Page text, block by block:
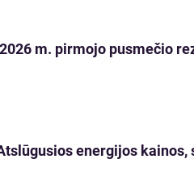
m. pirmojo pusmečio
energijos